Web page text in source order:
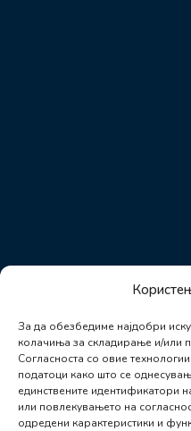
За да обезбедиме најдобри
колачиња за складирање и/или
Согласноста со овие
податоци како што се
единствените идентификатори
или повлекувањето на
одредени карактеристики и